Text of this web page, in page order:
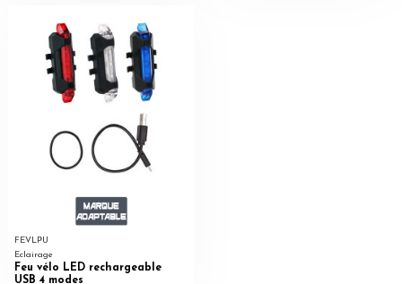
FEVLPU
Eclairage
Feu vélo LED rechargeable
USB 4 modes